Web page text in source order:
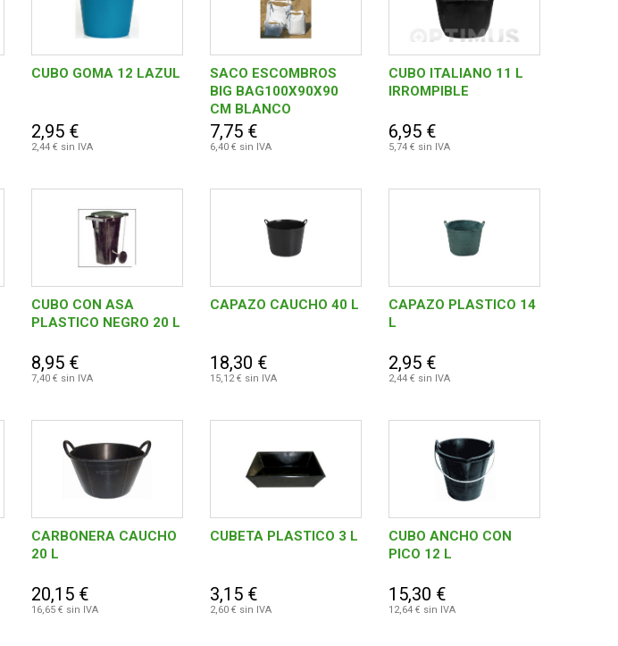
CUBO GOMA 12 LAZUL
2,95 €
2,44 € sin IVA
SACO ESCOMBROS
BIG BAG100X90X90
CM BLANCO
7,75 €
6,40 € sin IVA
CUBO ITALIANO 11 L
IRROMPIBLE
6,95 €
5,74 € sin IVA
CUBO CON ASA
PLASTICO NEGRO 20 L
8,95 €
7,40 € sin IVA
CAPAZO CAUCHO 40 L
18,30 €
15,12 € sin IVA
CAPAZO PLASTICO 14
L
2,95 €
2,44 € sin IVA
CARBONERA CAUCHO
20 L
20,15 €
16,65 € sin IVA
CUBETA PLASTICO 3 L
3,15 €
2,60 € sin IVA
CUBO ANCHO CON
PICO 12 L
15,30 €
12,64 € sin IVA